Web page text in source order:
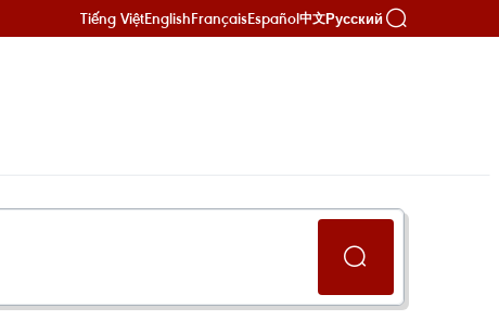
Tiếng ViệtEnglishFrançaisEspañol中文Русский